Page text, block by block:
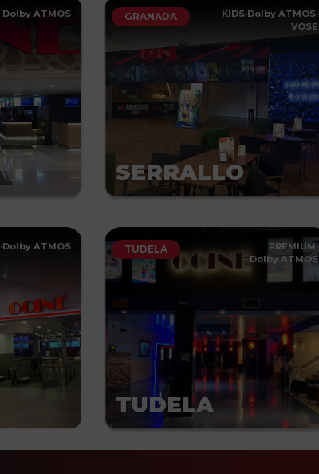
Dolby ATMOS GRANADA KIDS·Dolby ATMOS·
VOSE
SERRALLO
·Dolby ATMOS TUDELA PREMIUM·
Dolby ATMOS
TUDELA